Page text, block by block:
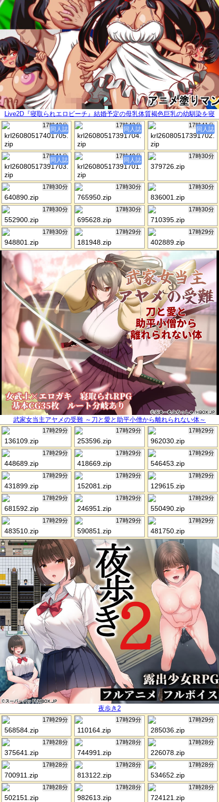
Live2D『寝取られエロビーチ』結婚予定の母乳体質褐色巨乳の幼馴染を寝
取り妊娠孕ませる
17時42分
krl26080517401705.
zip
同人誌
17時42分
krl26080517391704.
zip
同人誌
17時41分
krl26080517391702.
zip
同人誌
17時41分
krl26080517391703.
zip
同人誌
17時40分
krl26080517391701.
zip
同人誌
17時30分
379726.zip
17時30分
640890.zip
17時30分
765950.zip
17時30分
836001.zip
17時30分
552900.zip
17時30分
695628.zip
17時30分
710395.zip
17時30分
948801.zip
17時29分
181948.zip
17時29分
402889.zip
武家女当主アヤメの受難 ～刀と愛と助平小僧から離れられない体～
17時29分
136109.zip
17時29分
253596.zip
17時29分
962030.zip
17時29分
448689.zip
17時29分
418669.zip
17時29分
546453.zip
17時29分
431899.zip
17時29分
152081.zip
17時29分
129615.zip
17時29分
681592.zip
17時29分
246951.zip
17時29分
550490.zip
17時29分
483510.zip
17時29分
590851.zip
17時29分
481750.zip
夜歩き2
17時29分
568584.zip
17時29分
110164.zip
17時29分
285036.zip
17時28分
375641.zip
17時28分
744991.zip
17時28分
226078.zip
17時28分
700911.zip
17時28分
813122.zip
17時28分
534652.zip
17時28分
502151.zip
17時28分
982613.zip
17時28分
724121.zip